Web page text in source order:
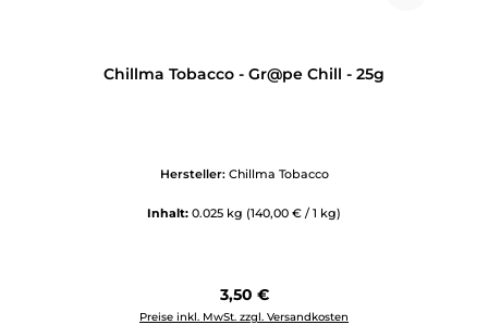
Chillma Tobacco - Gr@pe Chill - 25g
Hersteller: Chillma Tobacco
Inhalt: 0.025 kg (140,00 € / 1 kg)
Regulärer Preis:
3,50 €
Preise inkl. MwSt. zzgl. Versandkosten